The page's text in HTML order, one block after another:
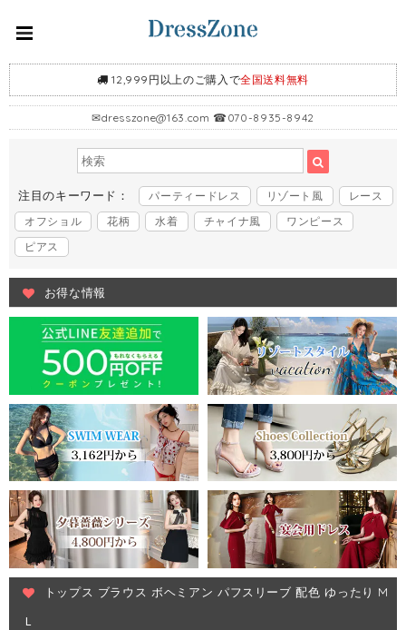
12,999円以上のご購入で全国送料無料
✉dresszone@163.com ☎070-8935-8942
注目のキーワード： パーティードレス リゾート風
レース
オフショル
花柄 水着 チャイナ風
ワンピース
ピアス
お得な情報
トップス ブラウス ボヘミアン パフスリーブ 配色 ゆったり M
Ｌ